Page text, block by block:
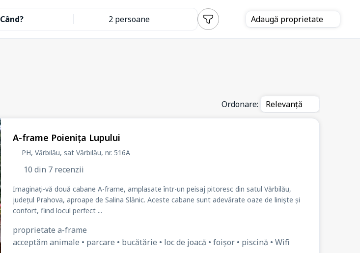
Când? 2 persoane Adaugă proprietate
Ordonare: Relevanță
A-frame Poienița Lupului
PH, Vărbilău, sat Vărbilău, nr. 516A
10 din 7 recenzii
Imaginați-vă două cabane A-frame, amplasate într-un peisaj pitoresc din satul Vărbilău,
județul Prahova, aproape de Salina Slănic. Aceste cabane sunt adevărate oaze de liniște și
confort, fiind locul perfect ...
proprietate a-frame
acceptăm animale • parcare • bucătărie • loc de joacă • foișor • piscină • Wifi